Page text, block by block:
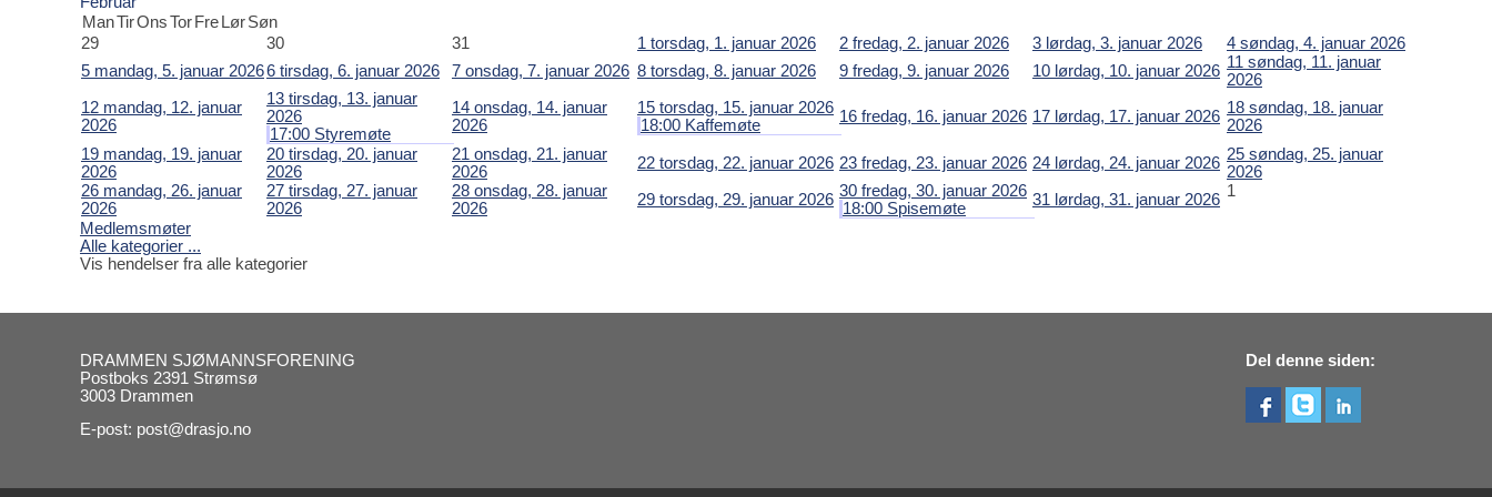
ManTirOnsTor Fre LørSøn
29
30 31 1 torsdag, 1. januar 2026 2 fredag, 2. januar 2026 3 lørdag, 3. januar 2026 4 søndag, 4. januar 2026
5 mandag, 5. januar 20266 tirsdag, 6. januar 2026 7 onsdag, 7. januar 2026 8 torsdag, 8. januar 2026 9 fredag, 9. januar 2026 10 lørdag, 10. januar 2026 11 søndag, 11. januar
2026
12 mandag, 12. januar
2026
13 tirsdag, 13. januar
2026
17:00 Styremøte
14 onsdag, 14. januar
2026
15 torsdag, 15. januar 2026
18:00 Kaffemøte
16 fredag, 16. januar 2026 17 lørdag, 17. januar 2026 18 søndag, 18. januar
2026
19 mandag, 19. januar
2026
20 tirsdag, 20. januar
2026
21 onsdag, 21. januar
2026
22 torsdag, 22. januar 2026 23 fredag, 23. januar 2026 24 lørdag, 24. januar 2026 25 søndag, 25. januar
2026
26 mandag, 26. januar
2026
27 tirsdag, 27. januar
2026
28 onsdag, 28. januar
2026
29 torsdag, 29. januar 2026 30 fredag, 30. januar 2026
18:00 Spisemøte
31 lørdag, 31. januar 2026 1
Medlemsmøter
Alle kategorier ...
Vis hendelser fra alle kategorier
Del denne siden:
DRAMMEN SJØMANNSFORENING
Postboks 2391 Strømsø
3003 Drammen
E-post: post@drasjo.no